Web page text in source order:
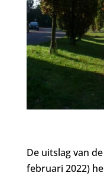
De uitslag van
februari 2022)